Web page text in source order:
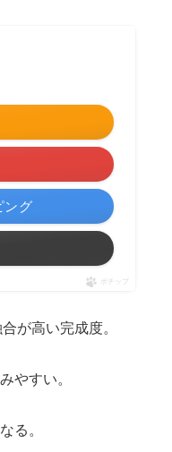
ング
ポチップ
が高い完成度。
やすい。
る。